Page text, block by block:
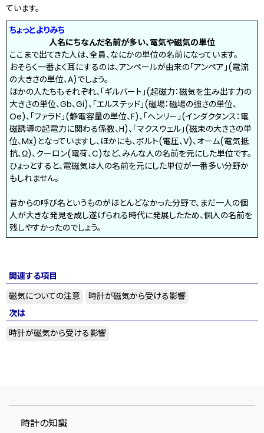
ています。
ちょっとよりみち
人名にちなんだ名前が多い、電気や磁気の単位
ここまで出てきた人は、全員、なにかの単位の名前になっています。
おそらく一番よく耳にするのは、アンペールが由来の「アンペア」(電流
の大きさの単位、A)でしょう。
ほかの人たちもそれぞれ、「ギルバート」(起磁力：磁気を生み出す力の
大きさの単位、Gb、Gi)、「エルステッド」(磁場：磁場の強さの単位、
Oe)、「ファラド」(静電容量の単位、F)、「ヘンリー」(インダクタンス：電
磁誘導の起電力に関わる係数、H)、「マクスウェル」(磁束の大きさの単
位、Mx)となっていますし、ほかにも、ボルト(電圧、V)、オーム(電気抵
抗、Ω)、クーロン(電荷、C)など、みんな人の名前を元にした単位です。
ひょっとすると、電磁気は人の名前を元にした単位が一番多い分野か
もしれません。
昔からの呼び名というものがほとんどなかった分野で、まだ一人の個
人が大きな発見を成し遂げられる時代に発展したため、個人の名前を
残しやすかったのでしょう。
関連する項目
磁気についての注意
時計が磁気から受ける影響
次は
時計が磁気から受ける影響
時計の知識